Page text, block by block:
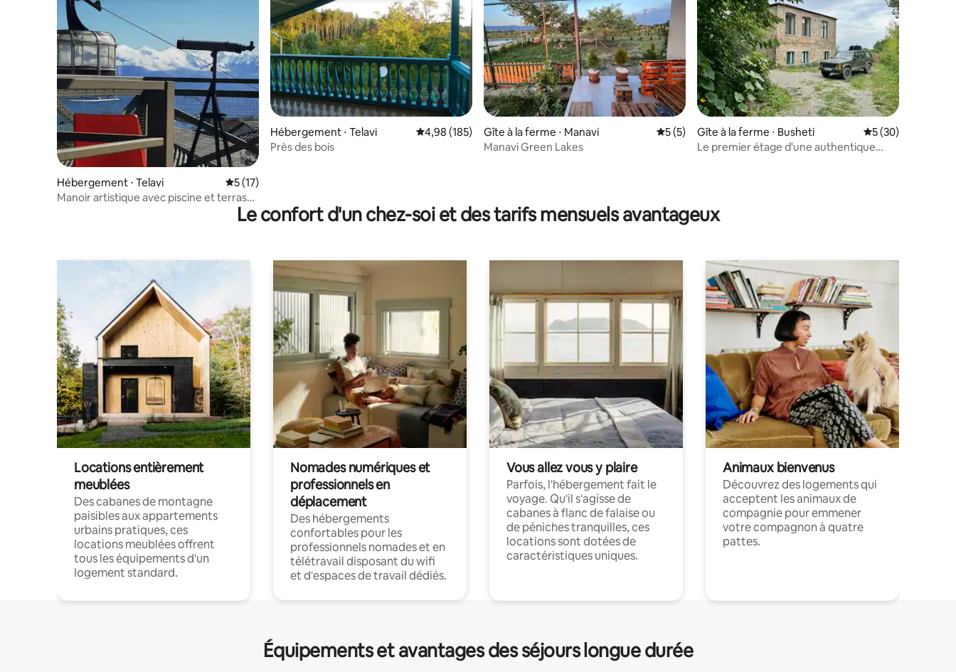
Hébergement ⋅ Telavi Évaluation moyenne sur la base de 17 commentaires : 5 sur 5
5 (17)
Manoir artistique avec piscine et terrasse
Hébergement ⋅ Telavi Évaluation moyenne sur la base de 185 commentaires : 4,98 sur 5
4,98 (185)
Près des bois
Gîte à la ferme ⋅ Manavi Évaluation moyenne sur la base de 5 commentaires : 5 sur 5
5 (5)
Manavi Green Lakes
Gîte à la ferme ⋅ Busheti Évaluation
5 (30)
Le premier étage d'une authentique
Le confort d'un chez-soi et des tarifs mensuels avantageux
Locations entièrement
meublées
Des cabanes de montagne
paisibles aux appartements
urbains pratiques, ces
locations meublées offrent
tous les équipements d'un
logement standard.
Nomades numériques et
professionnels en
déplacement
Des hébergements
confortables pour les
professionnels nomades et en
télétravail disposant du wifi
et d'espaces de travail dédiés.
Vous allez vous y plaire
Parfois, l'hébergement fait le
voyage. Qu'il s'agisse de
cabanes à flanc de falaise ou
de péniches tranquilles, ces
locations sont dotées de
caractéristiques uniques.
Animaux bienvenus
Découvrez des logements qui
acceptent les animaux de
compagnie pour emmener
votre compagnon à quatre
pattes.
Équipements et avantages des séjours longue durée